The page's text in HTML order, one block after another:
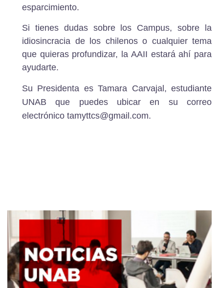
esparcimiento.
Si tienes dudas sobre los Campus, sobre la
idiosincracia de los chilenos o cualquier tema
que quieras profundizar, la AAII estará ahí para
ayudarte.
Su Presidenta es Tamara Carvajal, estudiante
UNAB que puedes ubicar en su correo
electrónico tamyttcs@gmail.com.